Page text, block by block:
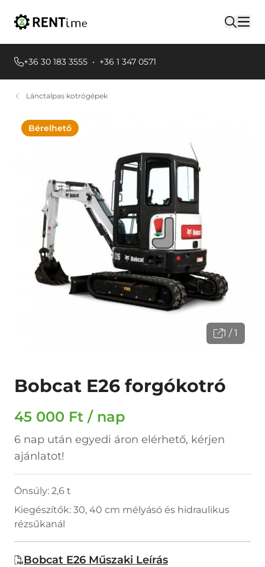
+36 30 183 3555 • +36 1 347 0571
Lánctalpas kotrógépek
Bérelhető
1 / 1
Bobcat E26 forgókotró
45 000 Ft / nap
6 nap után egyedi áron elérhető, kérjen
ajánlatot!
Önsúly: 2,6 t
Kiegészítők: 30, 40 cm mélyásó és hidraulikus
rézsűkanál
Bobcat E26 Műszaki Leírás